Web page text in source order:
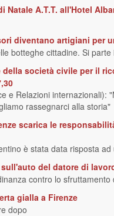
Natale A.T.T. all'Hotel
diventano artigiani per
botteghe cittadine. Si parte
società civile per il
e Relazioni
rassegnarci alla storia"
scarica le
è stata data risposta
del datore di
contro lo
gialla a Firenze
dopo